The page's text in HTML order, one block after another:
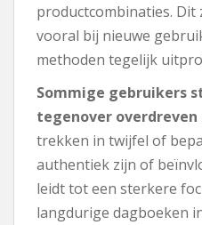
productcombinaties.
vooral bij nieuwe
methoden tegelijk
Sommige gebruikers
tegenover overdreven
trekken in twijfel of
authentiek zijn of
leidt tot een sterkere
langdurige dagboeken